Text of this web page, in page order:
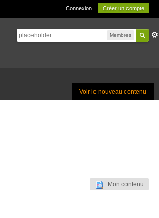
Connexion Créer un compte
Membres
Voir le nouveau contenu
Mon contenu